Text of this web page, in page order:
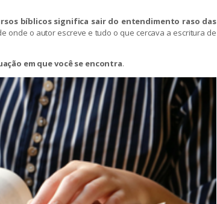
bíblicos significa sair do entendimento raso das
onde o autor escreve e tudo o que cercava a escritura de
em que você se encontra.